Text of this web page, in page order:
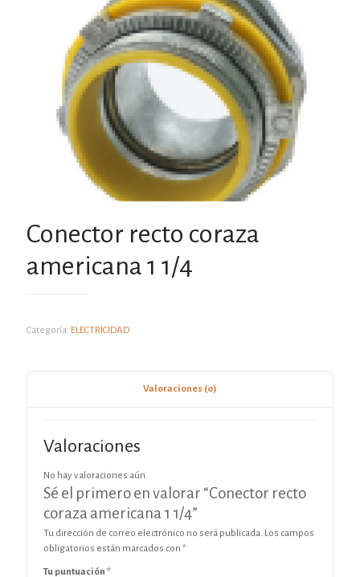
Conector recto coraza
americana 1 1/4
Categoría: ELECTRICIDAD
Valoraciones (0)
Valoraciones
No hay valoraciones aún.
Sé el primero en valorar “Conector recto
coraza americana 1 1/4”
Tu dirección de correo electrónico no será publicada. Los campos
obligatorios están marcados con *
Tu puntuación *